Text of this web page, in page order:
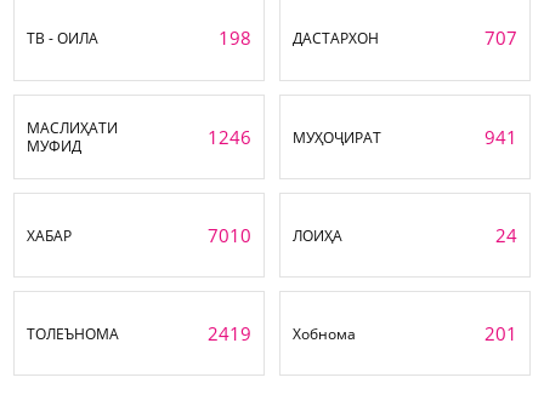
ТВ - ОИЛА 198 ДАСТАРХОН 707
МАСЛИҲАТИ
МУФИД
1246 МУҲОҶИРАТ 941
ХАБАР 7010 ЛОИҲА 24
ТОЛЕЪНОМА 2419 Хобнома 201